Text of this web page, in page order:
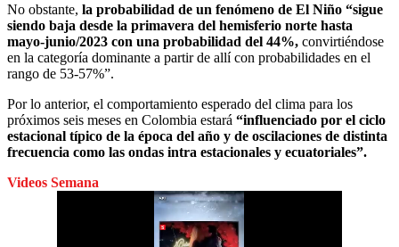
No obstante, la probabilidad de un fenómeno de El Niño “sigue
siendo baja desde la primavera del hemisferio norte hasta
mayo-junio/2023 con una probabilidad del 44%, convirtiéndose
en la categoría dominante a partir de allí con probabilidades en el
rango de 53-57%”.
Por lo anterior, el comportamiento esperado del clima para los
próximos seis meses en Colombia estará “influenciado por el ciclo
estacional típico de la época del año y de oscilaciones de distinta
frecuencia como las ondas intra estacionales y ecuatoriales”.
Videos Semana